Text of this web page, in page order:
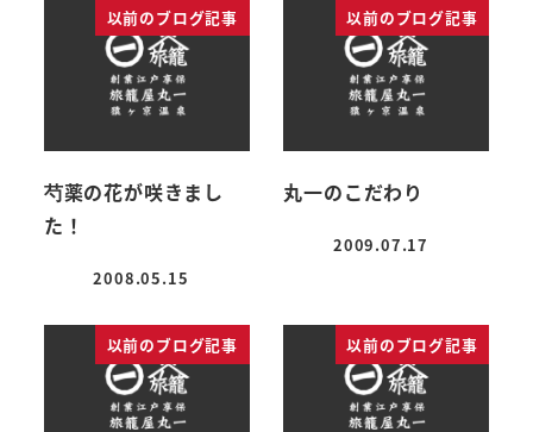
以前のブログ記事
芍薬の花が咲きまし
た！
投稿日
2008.05.15
以前のブログ記事
丸一のこだわり
投稿日
2009.07.17
以前のブログ記事 以前のブログ記事